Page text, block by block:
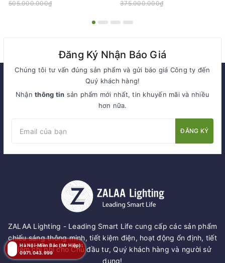
505.000.000₫ 375.000.000₫
Đăng Ký Nhận Báo Giá
Chúng tôi tư vấn đúng sản phẩm và gửi báo giá Công ty đến
Quý khách hàng!
Nhậnthông tin sản phẩm mới nhất, tin khuyến mãi và nhiều
hơn nữa.
ĐĂNG KÝ
ZALAA Lighting - Leading Smart Life cung cấp các sản phẩm
chiếu sáng thông minh, tiết kiệm điện, hoạt động ổn định, tiết
kiệm chi phí cho Chủ đầu tư, Quý khách hàng và người sử
dụng!
Hà Nội-Miền Bắc (Mr Hiệp):
0971.043.999